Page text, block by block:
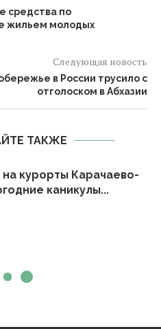
средства по
жильем молодых
Следующая новость
в России трусило с
отголоском в Абхазии
ТАКЖЕ
на курорты Карачаево-
каникулы...